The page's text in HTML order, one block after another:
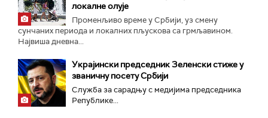
локалне олује
Променљиво време у Србији, уз смену
сунчаних периода и локалних пљускова са грмљавином.
Највиша дневна...
Украјински председник Зеленски стиже у
званичну посету Србији
Служба за сарадњу с медијима председника
Републике...